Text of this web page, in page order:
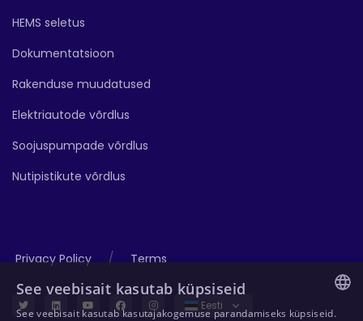
HEMS seletus
Dokumentatsioon
Rakenduse muudatused
Elektriautode võrdlus
Soojuspumpade võrdlus
Nutipistikute võrdlus
Privacy Policy / Terms
Eesti
See veebisait kasutab küpsiseid
See veebisait kasutab kasutajakogemuse parandamiseks küpsiseid.